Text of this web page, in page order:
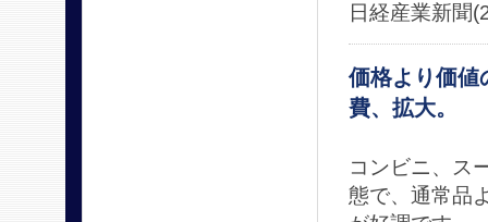
日経産業新聞
価格より価値
費、拡大。
コンビニ、ス
態で、通常品